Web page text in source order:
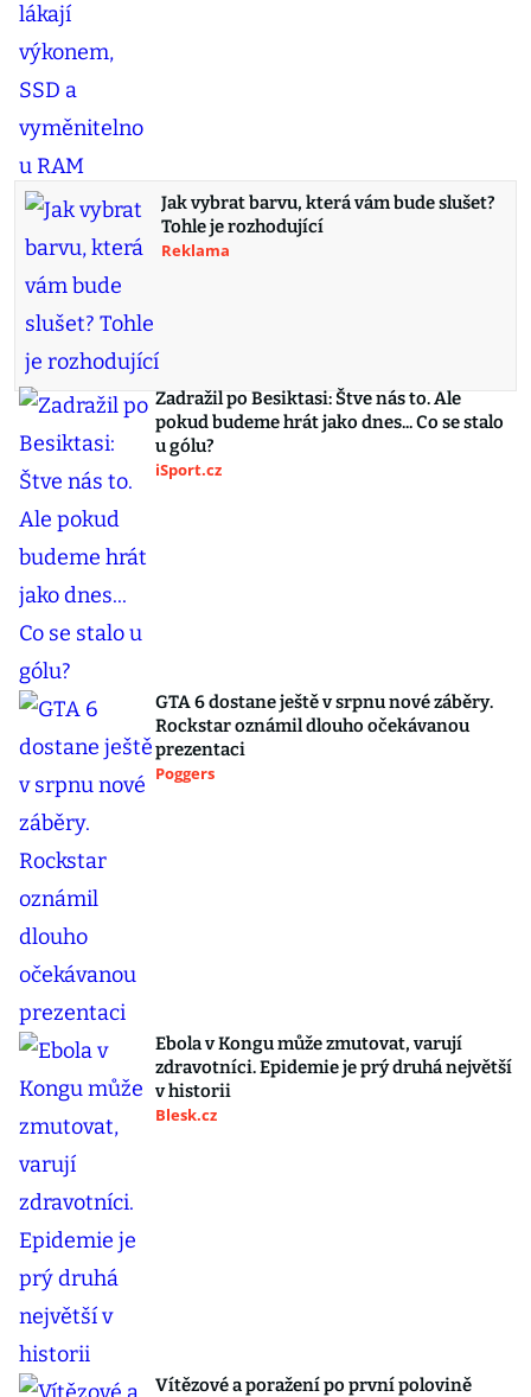
Jak vybrat barvu, která vám bude slušet?
Tohle je rozhodující
Reklama
Zadražil po Besiktasi: Štve nás to. Ale
pokud budeme hrát jako dnes... Co se stalo
u gólu?
iSport.cz
GTA 6 dostane ještě v srpnu nové záběry.
Rockstar oznámil dlouho očekávanou
prezentaci
Poggers
Ebola v Kongu může zmutovat, varují
zdravotníci. Epidemie je prý druhá největší
v historii
Blesk.cz
Vítězové a poražení po první polovině